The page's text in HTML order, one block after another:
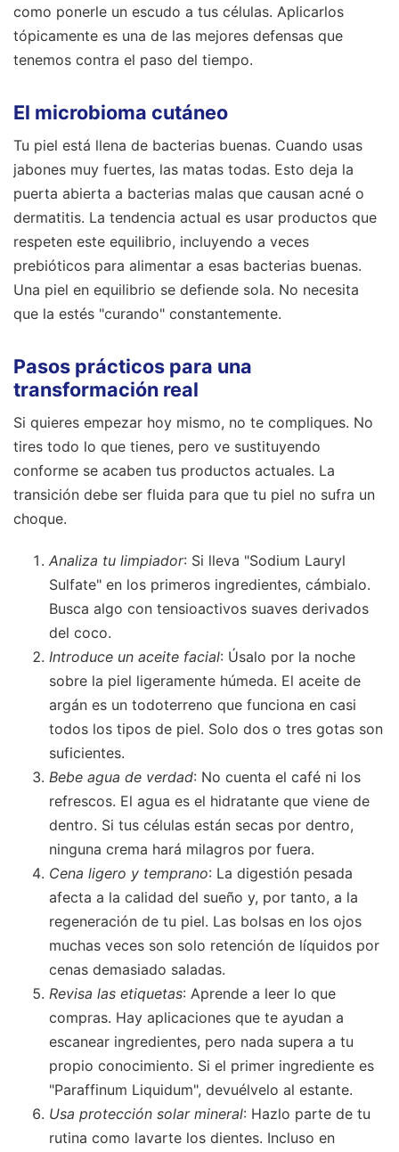
como ponerle un escudo a tus células. Aplicarlos
tópicamente es una de las mejores defensas que
tenemos contra el paso del tiempo.
El microbioma cutáneo
Tu piel está llena de bacterias buenas. Cuando usas
jabones muy fuertes, las matas todas. Esto deja la
puerta abierta a bacterias malas que causan acné o
dermatitis. La tendencia actual es usar productos que
respeten este equilibrio, incluyendo a veces
prebióticos para alimentar a esas bacterias buenas.
Una piel en equilibrio se defiende sola. No necesita
que la estés "curando" constantemente.
Pasos prácticos para una
transformación real
Si quieres empezar hoy mismo, no te compliques. No
tires todo lo que tienes, pero ve sustituyendo
conforme se acaben tus productos actuales. La
transición debe ser fluida para que tu piel no sufra un
choque.
Analiza tu limpiador: Si lleva "Sodium Lauryl
Sulfate" en los primeros ingredientes, cámbialo.
Busca algo con tensioactivos suaves derivados
del coco.
Introduce un aceite facial: Úsalo por la noche
sobre la piel ligeramente húmeda. El aceite de
argán es un todoterreno que funciona en casi
todos los tipos de piel. Solo dos o tres gotas son
suficientes.
Bebe agua de verdad: No cuenta el café ni los
refrescos. El agua es el hidratante que viene de
dentro. Si tus células están secas por dentro,
ninguna crema hará milagros por fuera.
Cena ligero y temprano: La digestión pesada
afecta a la calidad del sueño y, por tanto, a la
regeneración de tu piel. Las bolsas en los ojos
muchas veces son solo retención de líquidos por
cenas demasiado saladas.
Revisa las etiquetas: Aprende a leer lo que
compras. Hay aplicaciones que te ayudan a
escanear ingredientes, pero nada supera a tu
propio conocimiento. Si el primer ingrediente es
"Paraffinum Liquidum", devuélvelo al estante.
Usa protección solar mineral: Hazlo parte de tu
rutina como lavarte los dientes. Incluso en